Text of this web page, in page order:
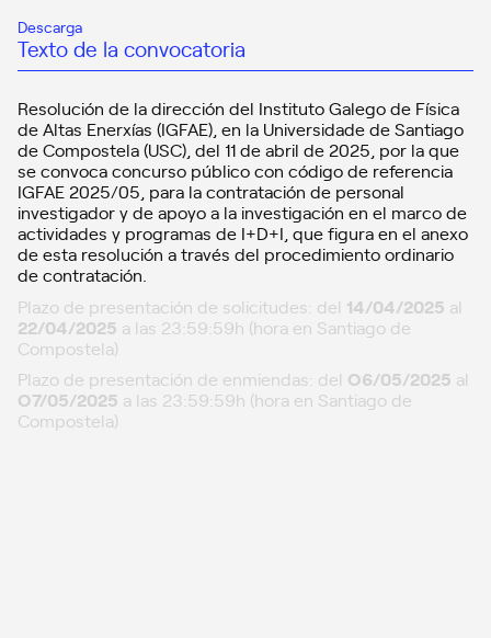
Descarga
Texto de la convocatoria
Resolución de la dirección del Instituto Galego de Física
de Altas Enerxías (IGFAE), en la Universidade de Santiago
de Compostela (USC), del 11 de abril de 2025, por la que
se convoca concurso público con código de referencia
IGFAE 2025/05, para la contratación de personal
investigador y de apoyo a la investigación en el marco de
actividades y programas de I+D+I, que figura en el anexo
de esta resolución a través del procedimiento ordinario
de contratación.
Plazo de presentación de solicitudes: del 14/04/2025 al
22/04/2025 a las 23:59:59h (hora en Santiago de
Compostela)
Plazo de presentación de enmiendas: del O6/05/2025 al
O7/05/2025 a las 23:59:59h (hora en Santiago de
Compostela)